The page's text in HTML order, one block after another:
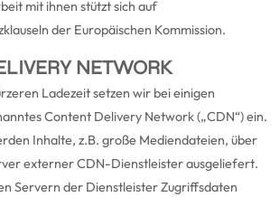
mit ihnen stützt sich auf
der Europäischen Kommission.
NETWORK
Ladezeit setzen wir bei einigen
Content Delivery Network („CDN“) ein.
Inhalte, z.B. große Mediendateien, über
externer CDN-Dienstleister ausgeliefert.
Servern der Dienstleister Zugriffsdaten